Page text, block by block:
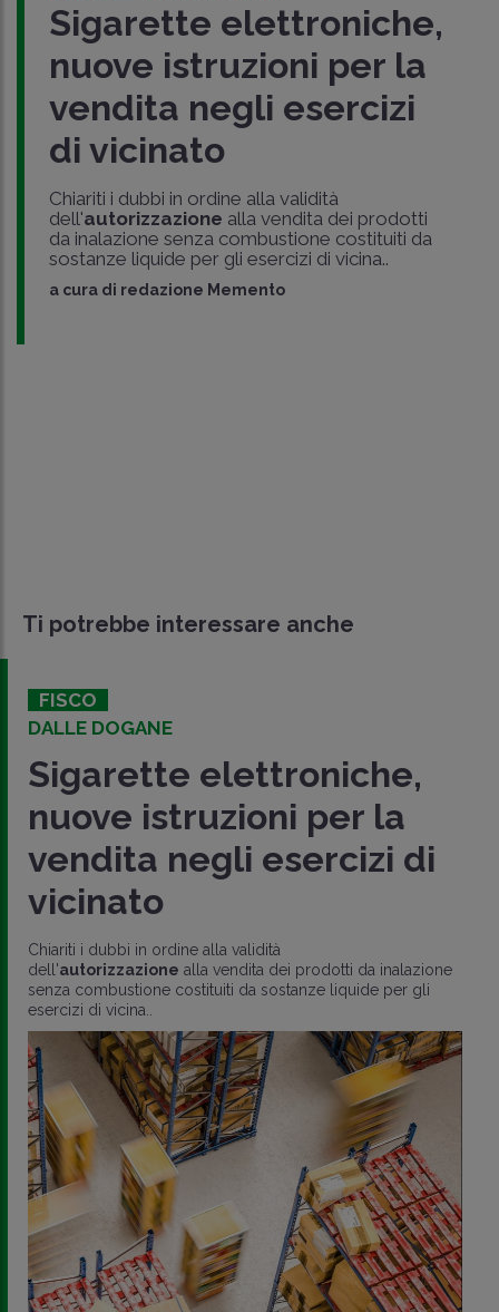
Sigarette elettroniche,
nuove istruzioni per la
vendita negli esercizi
di vicinato
Chiariti i dubbi in ordine alla validità
dell'autorizzazione alla vendita dei prodotti
da inalazione senza combustione costituiti da
sostanze liquide per gli esercizi di vicina..
a cura di redazione Memento
Ti potrebbe interessare anche
FISCO
DALLE DOGANE
Sigarette elettroniche,
nuove istruzioni per la
vendita negli esercizi di
vicinato
Chiariti i dubbi in ordine alla validità
dell'autorizzazione alla vendita dei prodotti da inalazione
senza combustione costituiti da sostanze liquide per gli
esercizi di vicina..